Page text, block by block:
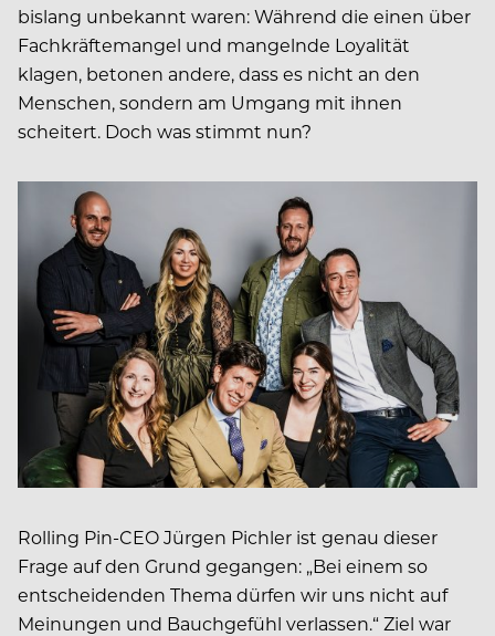
bislang unbekannt waren: Während die einen über
Fachkräftemangel und mangelnde Loyalität
klagen, betonen andere, dass es nicht an den
Menschen, sondern am Umgang mit ihnen
scheitert. Doch was stimmt nun?
Rolling Pin-CEO Jürgen Pichler ist genau dieser
Frage auf den Grund gegangen: „Bei einem so
entscheidenden Thema dürfen wir uns nicht auf
Meinungen und Bauchgefühl verlassen.“ Ziel war